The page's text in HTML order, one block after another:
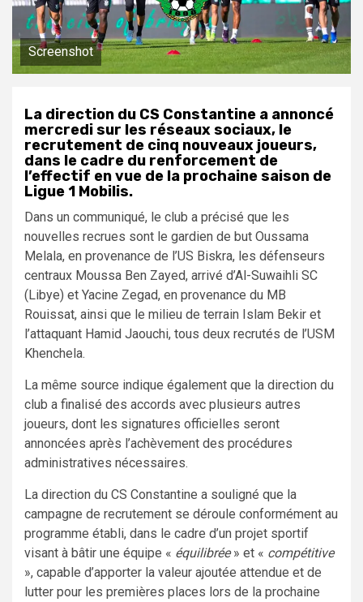
Screenshot
La direction du CS Constantine a annoncé
mercredi sur les réseaux sociaux, le
recrutement de cinq nouveaux joueurs,
dans le cadre du renforcement de
l’effectif en vue de la prochaine saison de
Ligue 1 Mobilis.
Dans un communiqué, le club a précisé que les
nouvelles recrues sont le gardien de but Oussama
Melala, en provenance de l’US Biskra, les défenseurs
centraux Moussa Ben Zayed, arrivé d’Al-Suwaihli SC
(Libye) et Yacine Zegad, en provenance du MB
Rouissat, ainsi que le milieu de terrain Islam Bekir et
l’attaquant Hamid Jaouchi, tous deux recrutés de l’USM
Khenchela.
La même source indique également que la direction du
club a finalisé des accords avec plusieurs autres
joueurs, dont les signatures officielles seront
annoncées après l’achèvement des procédures
administratives nécessaires.
La direction du CS Constantine a souligné que la
campagne de recrutement se déroule conformément au
programme établi, dans le cadre d’un projet sportif
visant à bâtir une équipe « équilibrée» et « compétitive
», capable d’apporter la valeur ajoutée attendue et de
lutter pour les premières places lors de la prochaine